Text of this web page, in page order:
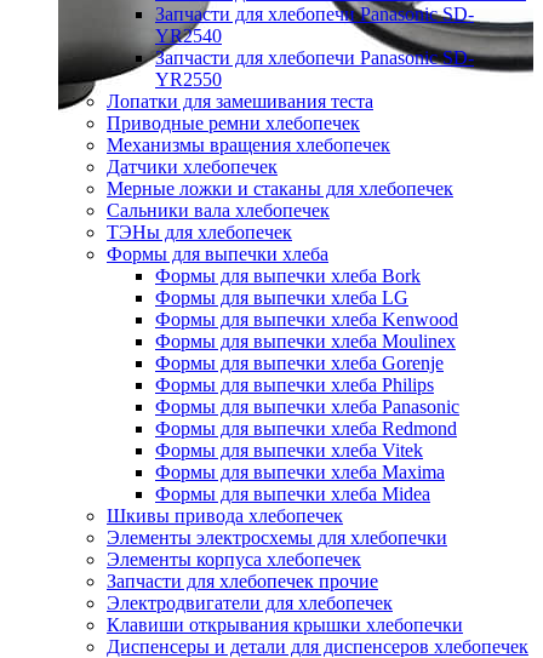
Запчасти для хлебопечи Panasonic SD-
YR2540
Запчасти для хлебопечи Panasonic SD-
YR2550
Лопатки для замешивания теста
Приводные ремни хлебопечек
Механизмы вращения хлебопечек
Датчики хлебопечек
Мерные ложки и стаканы для хлебопечек
Сальники вала хлебопечек
ТЭНы для хлебопечек
Формы для выпечки хлеба
Формы для выпечки хлеба Bork
Формы для выпечки хлеба LG
Формы для выпечки хлеба Kenwood
Формы для выпечки хлеба Moulinex
Формы для выпечки хлеба Gorenje
Формы для выпечки хлеба Philips
Формы для выпечки хлеба Panasonic
Формы для выпечки хлеба Redmond
Формы для выпечки хлеба Vitek
Формы для выпечки хлеба Maxima
Формы для выпечки хлеба Midea
Шкивы привода хлебопечек
Элементы электросхемы для хлебопечки
Элементы корпуса хлебопечек
Запчасти для хлебопечек прочие
Электродвигатели для хлебопечек
Клавиши открывания крышки хлебопечки
Диспенсеры и детали для диспенсеров хлебопечек